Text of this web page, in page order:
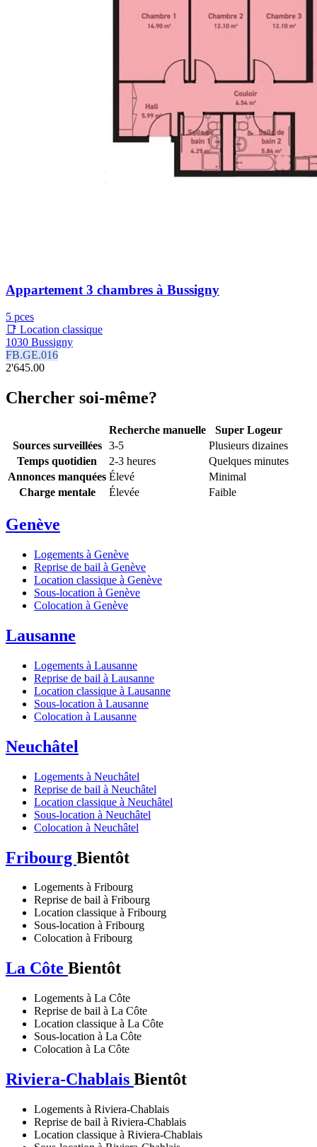
Appartement 3 chambres à Bussigny
5 pces
📑 Location classique
1030 Bussigny
FB.GE.016
2'645.00
Chercher soi-même?
Recherche manuelle
Super Logeur
Sources surveillées
3-5
Plusieurs dizaines
Temps quotidien
2-3 heures
Quelques minutes
Annonces manquées Élevé
Minimal
Charge mentale
Élevée Faible
Genève
Logements à Genève
Reprise de bail à Genève
Location classique à Genève
Sous-location à Genève
Colocation à Genève
Lausanne
Logements à Lausanne
Reprise de bail à Lausanne
Location classique à Lausanne
Sous-location à Lausanne
Colocation à Lausanne
Neuchâtel
Logements à Neuchâtel
Reprise de bail à Neuchâtel
Location classique à Neuchâtel
Sous-location à Neuchâtel
Colocation à Neuchâtel
Fribourg Bientôt
Logements à Fribourg
Reprise de bail à Fribourg
Location classique à Fribourg
Sous-location à Fribourg
Colocation à Fribourg
La Côte Bientôt
Logements à La Côte
Reprise de bail à La Côte
Location classique à La Côte
Sous-location à La Côte
Colocation à La Côte
Riviera-Chablais Bientôt
Logements à Riviera-Chablais
Reprise de bail à Riviera-Chablais
Location classique à Riviera-Chablais